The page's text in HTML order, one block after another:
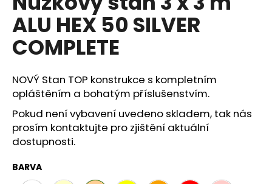
ALU HEX 50 SILVER
COMPLETE
NOVÝ Stan TOP konstrukce s kompletním
opláštěním a bohatým příslušenstvím.
Pokud není vybavení uvedeno skladem, tak nás
prosím kontaktujte pro zjištění aktuální
dostupnosti.
BARVA
A
a
j
í
?